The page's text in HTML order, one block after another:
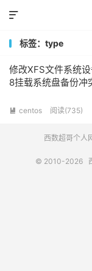

标签：type
修改XFS文件系统
8挂载系统盘备份冲
 centos 阅读(735)
西数超哥个人
© 2010-2026